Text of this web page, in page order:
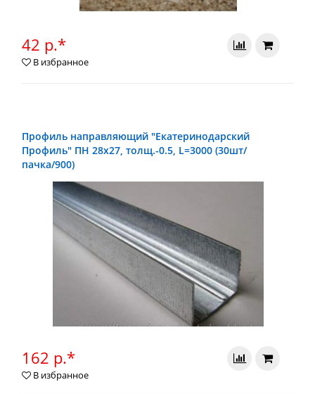
42 р.*
В избранное
Профиль направляющий "Екатеринодарский
Профиль" ПН 28х27, толщ.-0.5, L=3000 (30шт/
пачка/900)
162 р.*
В избранное